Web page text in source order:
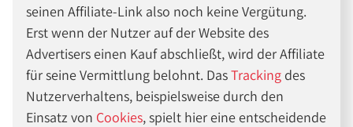
seinen Affiliate-Link also noch keine Vergütung.
Erst wenn der Nutzer auf der Website des
Advertisers einen Kauf abschließt, wird der Affiliate
für seine Vermittlung belohnt. DasTracking des
Nutzerverhaltens, beispielsweise durch den
Einsatz von Cookies, spielt hier eine entscheidende